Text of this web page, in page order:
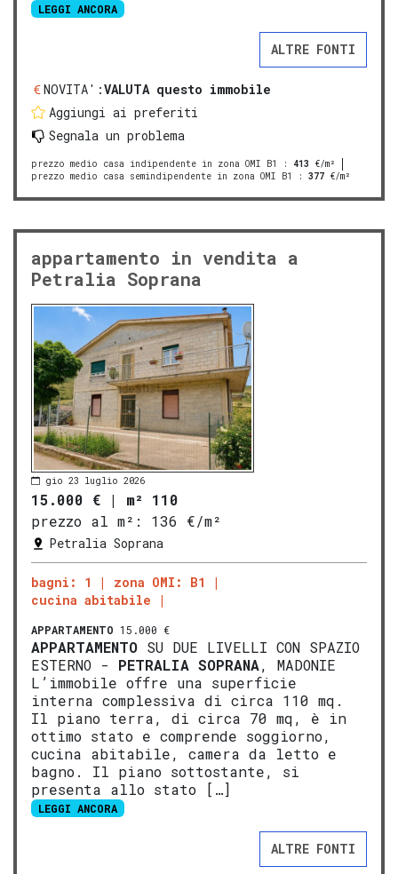
LEGGI ANCORA
ALTRE FONTI
NOVITA':VALUTA questo immobile
Aggiungi ai preferiti
Segnala un problema
prezzo medio casa indipendente in zona OMI B1 : 413 €/m²
prezzo medio casa semindipendente in zona OMI B1
: 377 €/m²
appartamento in vendita a
Petralia Soprana
gio 23 luglio 2026
15.000 € | m² 110
prezzo al m²:
136 €/m²
Petralia Soprana
bagni: 1
zona OMI: B1
cucina abitabile
APPARTAMENTO 15.000 €
APPARTAMENTO SU DUE LIVELLI CON SPAZIO
ESTERNO - PETRALIA SOPRANA, MADONIE
L’immobile offre una superficie
interna complessiva di circa 110 mq.
Il piano terra, di circa 70 mq, è in
ottimo stato e comprende soggiorno,
cucina abitabile, camera da letto e
bagno. Il piano sottostante, si
presenta allo stato […]
LEGGI ANCORA
ALTRE FONTI